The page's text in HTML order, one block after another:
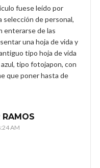
fuese leído por
selección de personal,
enterarse de las
una hoja de vida y
tipo hoja de vida
tipo fotojapon, con
que poner hasta de
AM